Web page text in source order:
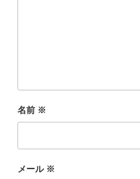
名前 ※
メール ※